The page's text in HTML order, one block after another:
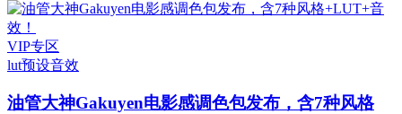
VIP专区
lut预设音效
油管大神Gakuyen电影感调色包发布，含7种风格